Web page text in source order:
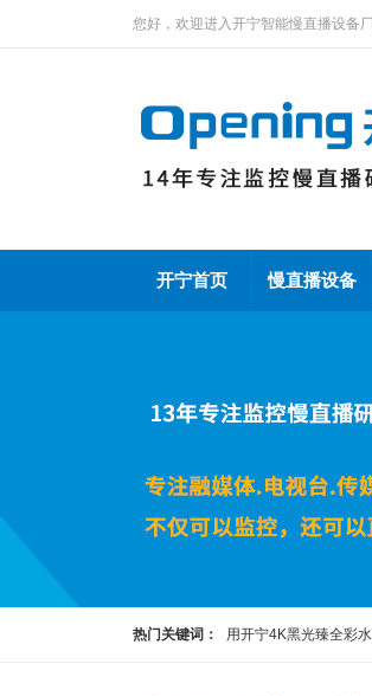
您好，欢迎进入开宁智能慢直播设备
开宁首页 慢直播设备
热门关键词： 用开宁4K黑光臻全彩